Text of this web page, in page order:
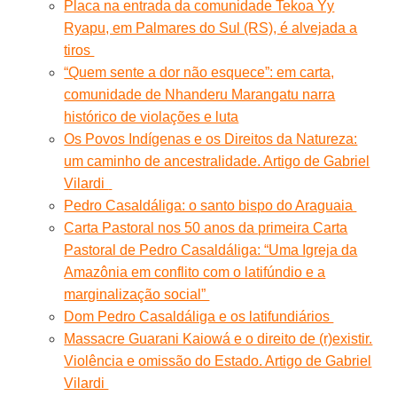
Placa na entrada da comunidade Tekoa Yy
Ryapu, em Palmares do Sul (RS), é alvejada a
tiros
“Quem sente a dor não esquece”: em carta,
comunidade de Nhanderu Marangatu narra
histórico de violações e luta
Os Povos Indígenas e os Direitos da Natureza:
um caminho de ancestralidade. Artigo de Gabriel
Vilardi
Pedro Casaldáliga: o santo bispo do Araguaia
Carta Pastoral nos 50 anos da primeira Carta
Pastoral de Pedro Casaldáliga: “Uma Igreja da
Amazônia em conflito com o latifúndio e a
marginalização social”
Dom Pedro Casaldáliga e os latifundiários
Massacre Guarani Kaiowá e o direito de (r)existir.
Violência e omissão do Estado. Artigo de Gabriel
Vilardi